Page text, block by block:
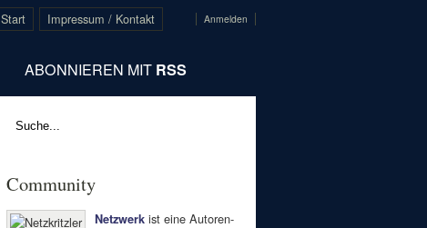
Anmelden
Start Impressum / Kontakt
ABONNIEREN MIT RSS
Community
Netzwerk ist eine Autoren-